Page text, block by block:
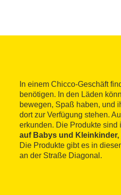
In einem Chicco-Geschäft
benötigen. In den Läden
bewegen, Spaß haben, und
dort zur Verfügung stehen.
erkunden. Die Produkte sind
auf Babys und
Die Produkte gibt es in
an der Straße Diagonal.